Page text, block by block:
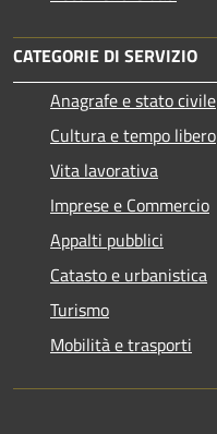
CATEGORIE DI SERVIZIO
Anagrafe e stato civile
Cultura e tempo libero
Vita lavorativa
Imprese e Commercio
Appalti pubblici
Catasto e urbanistica
Turismo
Mobilità e trasporti